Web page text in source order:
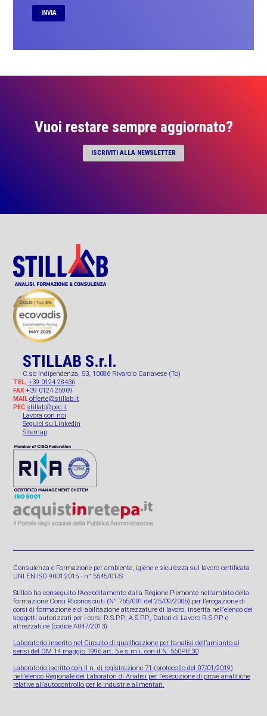
Vuoi restare sempre aggiornato?
ISCRIVITI ALLA NEWSLETTER
STILLAB S.r.l.
C.so Indipendenza, 53, 10086 Rivarolo Canavese (To)
TEL. +39 0124 28436
FAX+39 0124 25909
MAIL offerte@stillab.it
PEC stillab@pec.it
Lavora con noi
Seguici su Linkedin
Sitemap
Consulenza e Formazione per ambiente, igiene e sicurezza sul lavoro certificata
UNI EN ISO 9001:2015 · n° 5545/01/S
Stillab ha conseguito l’Accreditamento dalla Regione Piemonte nell’ambito della
formazione Corsi Riconosciuti (N° 765/001 del 25/09/2006) per l’erogazione di
corsi di formazione e di abilitazione attrezzature di lavoro, inserita nell’elenco dei
soggetti autorizzati per i corsi R.S.P.P., A.S.P.P., Datori di Lavoro R.S.P.P. e
attrezzature (codice A047/2013)
Laboratorio inserito nel Circuito di qualificazione per l’analisi dell’amianto ai
sensi del DM 14 maggio 1996 art. 5 e s.m.i. con il N. 560PIE30
Laboratorio iscritto con il n. di registrazione 71 (protocollo del 07/01/2019)
nell’elenco Regionale dei Laboratori di Analisi per l’esecuzione di prove analitiche
relative all’autocontrollo per le industrie alimentari.